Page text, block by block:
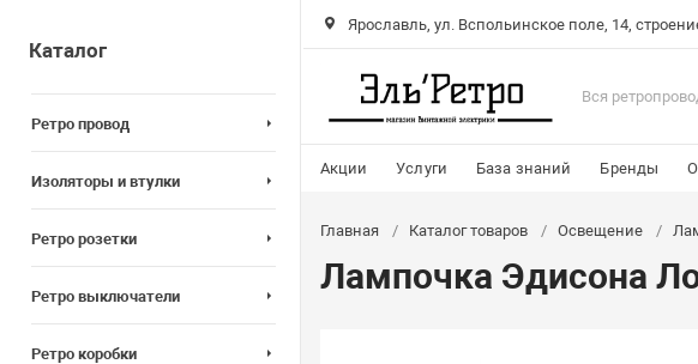
Ярославль, ул. Вспольинское поле, 14,
Вся
Акции Услуги База знаний Бренды
Каталог
Ретро провод
Изоляторы и втулки
Ретро розетки
Ретро выключатели
Ретро коробки
Главная Каталог товаров Освещение
Лампочка Эдисона